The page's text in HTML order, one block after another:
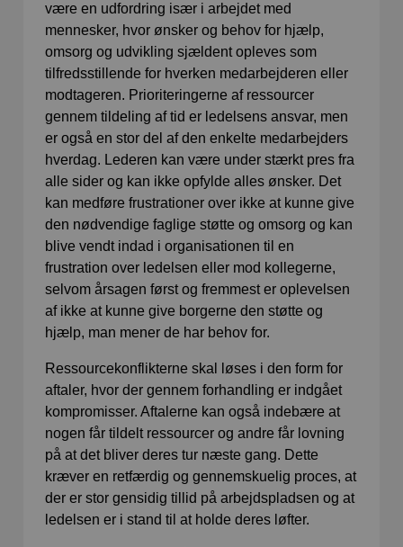
være en udfordring især i arbejdet med
mennesker, hvor ønsker og behov for hjælp,
omsorg og udvikling sjældent opleves som
tilfredsstillende for hverken medarbejderen eller
modtageren. Prioriteringerne af ressourcer
gennem tildeling af tid er ledelsens ansvar, men
er også en stor del af den enkelte medarbejders
hverdag. Lederen kan være under stærkt pres fra
alle sider og kan ikke opfylde alles ønsker. Det
kan medføre frustrationer over ikke at kunne give
den nødvendige faglige støtte og omsorg og kan
blive vendt indad i organisationen til en
frustration over ledelsen eller mod kollegerne,
selvom årsagen først og fremmest er oplevelsen
af ikke at kunne give borgerne den støtte og
hjælp, man mener de har behov for.
Ressourcekonflikterne skal løses i den form for
aftaler, hvor der gennem forhandling er indgået
kompromisser. Aftalerne kan også indebære at
nogen får tildelt ressourcer og andre får lovning
på at det bliver deres tur næste gang. Dette
kræver en retfærdig og gennemskuelig proces, at
der er stor gensidig tillid på arbejdspladsen og at
ledelsen er i stand til at holde deres løfter.